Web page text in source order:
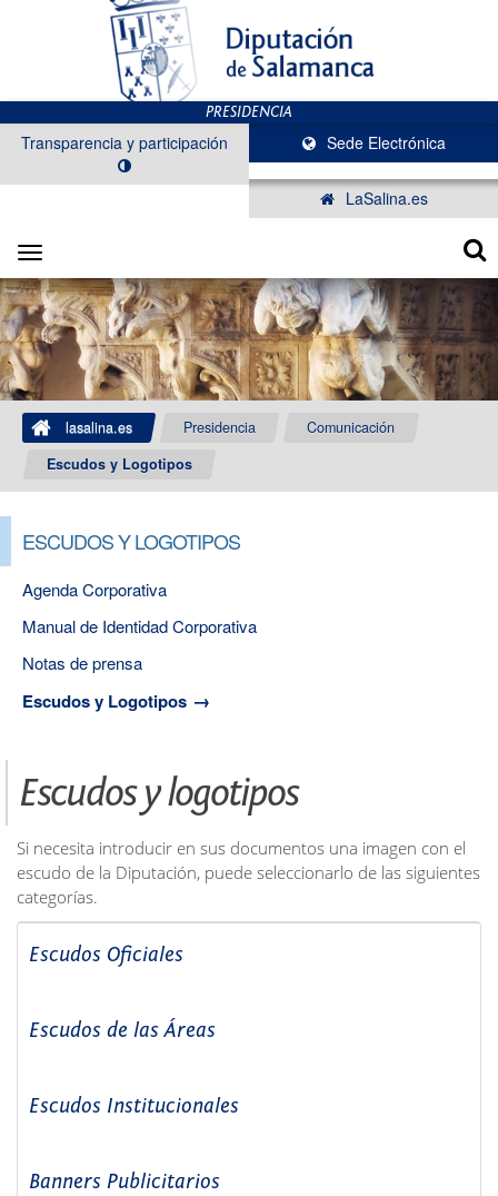
Sede Electrónica
Transparencia y participación
LaSalina.es
Toggle
navigation
lasalina.es Presidencia
Comunicación
Escudos y Logotipos
ESCUDOS Y LOGOTIPOS
Agenda Corporativa
Manual de Identidad Corporativa
Notas de prensa
Escudos y Logotipos
Escudos y logotipos
Si necesita introducir en sus documentos una imagen con el
escudo de la Diputación, puede seleccionarlo de las siguientes
categorías.
Escudos Oficiales
Escudos de las Áreas
Escudos Institucionales
Banners Publicitarios